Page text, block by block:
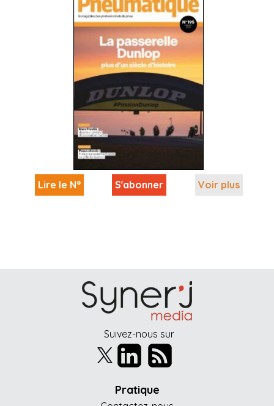
Lire le N° S'abonner Voir plus
Suivez-nous sur
Pratique